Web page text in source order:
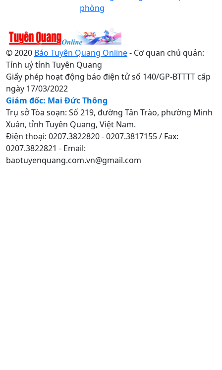
phòng
© 2020 Báo Tuyên Quang Online- Cơ quan chủ quản:
Tỉnh uỷ tỉnh Tuyên Quang
Giấy phép hoạt động báo điện tử số 140/GP-BTTTT cấp
ngày 17/03/2022
Giám đốc: Mai Đức Thông
Trụ sở Tòa soạn: Số 219, đường Tân Trào, phường Minh
Xuân, tỉnh Tuyên Quang, Việt Nam.
Điện thoại: 0207.3822820 - 0207.3817155 / Fax:
0207.3822821 - Email:
baotuyenquang.com.vn@gmail.com